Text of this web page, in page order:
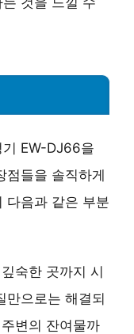
기 EW-DJ66을
점들을 솔직하게
다음과 같은 부분
숙한 곳까지 시
만으로는 해결되
변의 잔여물까